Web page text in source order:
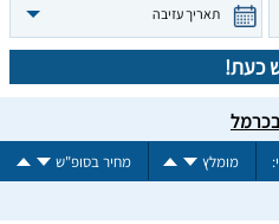
תאריך עזיבה
כעת!
מומלץ מחיר בסופ"ש